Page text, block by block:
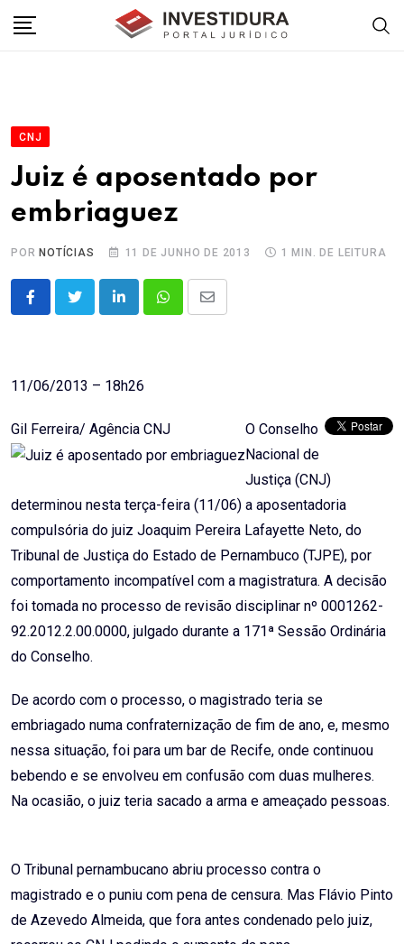
CNJ
Juiz é aposentado por
embriaguez
POR NOTÍCIAS 11 DE JUNHO DE 2013 1 MIN. DE LEITURA
LinkedInWhatsappShare
11/06/2013 – 18h26
Gil Ferreira/ Agência CNJ
O Conselho
Nacional de
Justiça (CNJ)
determinou nesta terça-feira (11/06) a aposentadoria
compulsória do juiz Joaquim Pereira Lafayette Neto, do
Tribunal de Justiça do Estado de Pernambuco (TJPE), por
comportamento incompatível com a magistratura. A decisão
foi tomada no processo de revisão disciplinar nº 0001262-
92.2012.2.00.0000, julgado durante a 171ª Sessão Ordinária
do Conselho.
De acordo com o processo, o magistrado teria se
embriagado numa confraternização de fim de ano, e, mesmo
nessa situação, foi para um bar de Recife, onde continuou
bebendo e se envolveu em confusão com duas mulheres.
Na ocasião, o juiz teria sacado a arma e ameaçado pessoas.
O Tribunal pernambucano abriu processo contra o
magistrado e o puniu com pena de censura. Mas Flávio Pinto
de Azevedo Almeida, que fora antes condenado pelo juiz,